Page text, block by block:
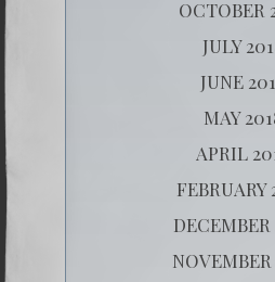
OCTOBER
JULY
JUNE
MAY
APRIL
FEBRUARY
DECEMBER